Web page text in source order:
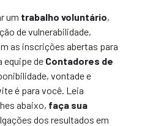
um trabalho voluntário,
de vulnerabilidade,
as inscrições abertas para
equipe de Contadores de
vontade e
é para você. Leia
abaixo, faça sua
dos resultados em